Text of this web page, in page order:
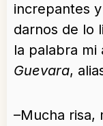
increpantes
darnos de lo
la palabra mi
Guevara,
–Mucha risa,